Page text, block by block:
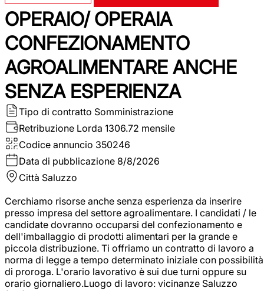
OPERAIO/ OPERAIA
CONFEZIONAMENTO
AGROALIMENTARE ANCHE
SENZA ESPERIENZA
Tipo di contratto Somministrazione
Retribuzione Lorda 1306.72 mensile
Codice annuncio 350246
Data di pubblicazione 8/8/2026
Città Saluzzo
Cerchiamo risorse anche senza esperienza da inserire
presso impresa del settore agroalimentare. I candidati / le
candidate dovranno occuparsi del confezionamento e
dell'imballaggio di prodotti alimentari per la grande e
piccola distribuzione. Ti offriamo un contratto di lavoro a
norma di legge a tempo determinato iniziale con possibilità
di proroga. L'orario lavorativo è sui due turni oppure su
orario giornaliero.Luogo di lavoro: vicinanze Saluzzo